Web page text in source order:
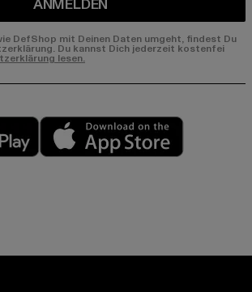
ANMELDEN
DefShop mit Deinen Daten umgeht, findest Du
Du kannst Dich jederzeit kostenfei
lesen.
Play market